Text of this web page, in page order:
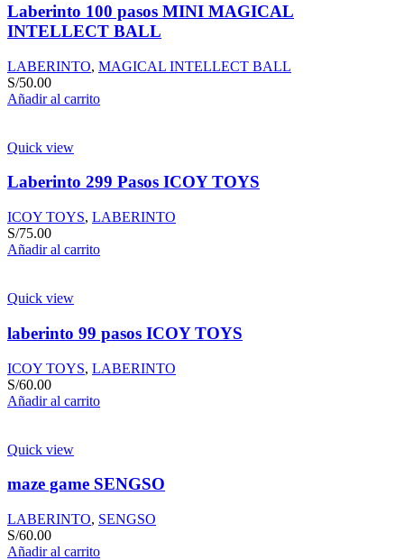
Laberinto 100 pasos MINI MAGICAL
INTELLECT BALL
LABERINTO, MAGICAL INTELLECT BALL
S/50.00
Añadir al carrito
Quick view
Laberinto 299 Pasos ICOY TOYS
ICOY TOYS, LABERINTO
S/75.00
Añadir al carrito
Quick view
laberinto 99 pasos ICOY TOYS
ICOY TOYS, LABERINTO
S/60.00
Añadir al carrito
Quick view
maze game SENGSO
LABERINTO, SENGSO
S/60.00
Añadir al carrito